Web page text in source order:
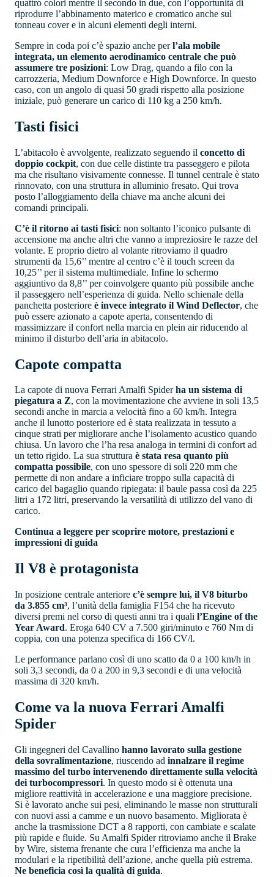
quattro colori mentre il secondo in due, con l’opportunità di
riprodurre l’abbinamento materico e cromatico anche sul
tonneau cover e in alcuni elementi degli interni.
Sempre in coda poi c’è spazio anche perl’ala mobile
integrata, un elemento aerodinamico centrale che può
assumere tre posizioni: Low Drag, quando a filo con la
carrozzeria, Medium Downforce e High Downforce. In questo
caso, con un angolo di quasi 50 gradi rispetto alla posizione
iniziale, può generare un carico di 110 kg a 250 km/h.
Tasti fisici
L’abitacolo è avvolgente, realizzato seguendo il concetto di
doppio cockpit, con due celle distinte tra passeggero e pilota
ma che risultano visivamente connesse. Il tunnel centrale è stato
rinnovato, con una struttura in alluminio fresato. Qui trova
posto l’alloggiamento della chiave ma anche alcuni dei
comandi principali.
C’è il ritorno ai tasti fisici: non soltanto l’iconico pulsante di
accensione ma anche altri che vanno a impreziosire le razze del
volante. E proprio dietro al volante ritroviamo il quadro
strumenti da 15,6’’ mentre al centro c’è il touch screen da
10,25’’ per il sistema multimediale. Infine lo schermo
aggiuntivo da 8,8’’ per coinvolgere quanto più possibile anche
il passeggero nell’esperienza di guida. Nello schienale della
panchetta posteriore è invece integrato il Wind Deflector, che
può essere azionato a capote aperta, consentendo di
massimizzare il confort nella marcia en plein air riducendo al
minimo il disturbo dell’aria in abitacolo.
Capote compatta
La capote di nuova Ferrari Amalfi Spiderha un sistema di
piegatura a Z, con la movimentazione che avviene in soli 13,5
secondi anche in marcia a velocità fino a 60 km/h. Integra
anche il lunotto posteriore ed è stata realizzata in tessuto a
cinque strati per migliorare anche l’isolamento acustico quando
chiusa. Un lavoro che l’ha resa analoga in termini di confort ad
un tetto rigido. La sua struttura è stata resa quanto più
compatta possibile, con uno spessore di soli 220 mm che
permette di non andare a inficiare troppo sulla capacità di
carico del bagaglio quando ripiegata: il baule passa così da 225
litri a 172 litri, preservando la versatilità di utilizzo del vano di
carico.
Continua a leggere per scoprire motore, prestazioni e
impressioni di guida
Il V8 è protagonista
In posizione centrale anteriore c’è sempre lui, il V8 biturbo
da 3.855 cm³, l’unità della famiglia F154 che ha ricevuto
diversi premi nel corso di questi anni tra i quali l’Engine of the
Year Award. Eroga 640 CV a 7.500 giri/minuto e 760 Nm di
coppia, con una potenza specifica di 166 CV/l.
Le performance parlano così di uno scatto da 0 a 100 km/h in
soli 3,3 secondi, da 0 a 200 in 9,3 secondi e di una velocità
massima di 320 km/h.
Come va la nuova Ferrari Amalfi
Spider
Gli ingegneri del Cavallino hanno lavorato sulla gestione
della sovralimentazione, riuscendo ad innalzare il regime
massimo del turbo intervenendo direttamente sulla velocità
dei turbocompressori. In questo modo si è ottenuta una
migliore reattività in accelerazione e una maggiore precisione.
Si è lavorato anche sui pesi, eliminando le masse non strutturali
con nuovi assi a camme e un nuovo basamento. Migliorata è
anche la trasmissione DCT a 8 rapporti, con cambiate e scalate
più rapide e fluide. Su Amalfi Spider ritroviamo anche il Brake
by Wire, sistema frenante che cura l’efficienza ma anche la
modulari e la ripetibilità dell’azione, anche quella più estrema.
Ne beneficia così la qualità di guida.